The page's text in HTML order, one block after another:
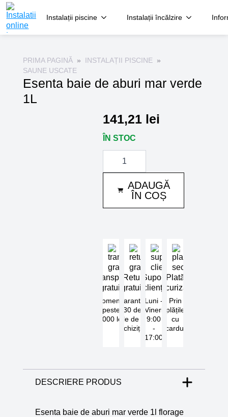
Instalații piscine Instalații încălzire
PRIMA PAGINĂ
INSTALAȚII PISCINE
SAUNE USCATE
Esenta baie de aburi mar verde
1L
141,21 lei
ÎN STOC
Cantitate
Esenta
aburi
1L
ADAUGĂ
ÎN COȘ
Transport
gratuit
Comenzi
peste
5000 lei
Retur
gratuit
Garantat
30 de
zile de la
achiziție
Suport
clienți
Luni -
Vineri
9:00
-
17:00
Plată
securizată
Prin
plățile
cu
cardul
DESCRIERE PRODUS
Esenta baie de aburi mar verde 1l florage